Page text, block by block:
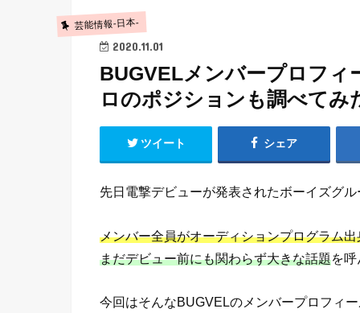
芸能情報-日本-
2020.11.01
BUGVELメンバープロフィ
ロのポジションも調べてみ
ツイート シェア
先日電撃デビューが発表されたボーイズグル
メンバー全員がオーディションプログラム出
まだデビュー前にも関わらず大きな話題を
今回はそんなBUGVELのメンバープロフィ